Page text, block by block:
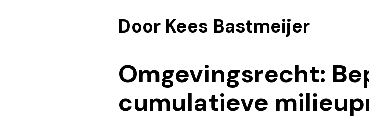
Door Kees Bastmeijer
Omgevingsrecht:
cumulatieve